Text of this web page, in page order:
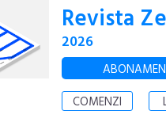
Revista
2026
COMENZI